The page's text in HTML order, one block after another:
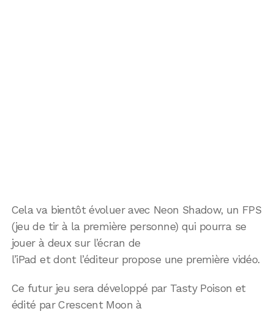
Cela va bientôt évoluer avec Neon Shadow, un FPS
(jeu de tir à la première personne) qui pourra se
jouer à deux sur l’écran de
l’iPad et dont l’éditeur propose une première vidéo.
Ce futur jeu sera développé par Tasty Poison et
édité par Crescent Moon à